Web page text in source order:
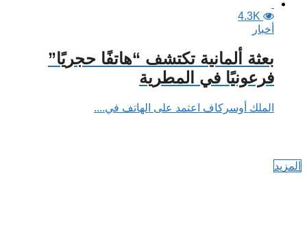
4.3K
أخبار
بعثة ألمانية تكتشف “هاتفًا حجريًا”
فرعونيًا في المطرية
الملك أوسركاف اعتمد على الهاتف في....
المزيد